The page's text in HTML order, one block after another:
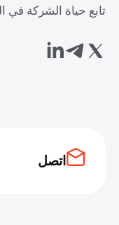
تابع حياة الشركة في
اتصل